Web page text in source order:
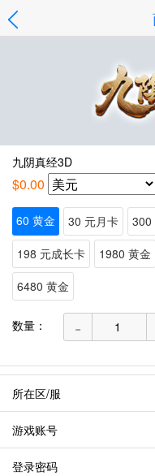
九阴真经3D
$0.00
60 黄金 30 元月卡 300
198 元成长卡
1980 黄金
6480 黄金
数量： -
所在区/服
游戏账号
登录密码